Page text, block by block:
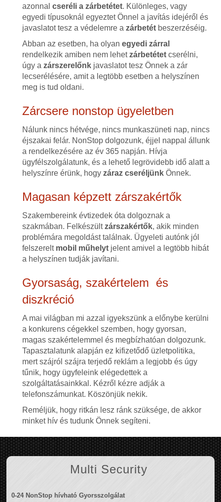
azonnal cseréli a zárbetétet. Különleges, vagy
egyedi típusoknál egyeztet Önnel a javítás idejéről és
javaslatot tesz a védelemre a zárbetétbeszerzéséig.
Abban az esetben, ha olyan egyedi zárral
rendelkezik amiben nem lehetzárbetétetcserélni,
úgy a zárszerelőnkjavaslatot tesz Önnek a zár
lecserélésére, amit a legtöbb esetben a helyszínen
meg is tud oldani.
Zárcsere nonstop ügyeletben
Nálunk nincs hétvége, nincs munkaszüneti nap, nincs
éjszakai felár. NonStop dolgozunk, éjjel nappal állunk
a rendelkezésére az év 365 napján. Hívja
ügyfélszolgálatunk, és a lehető legrövidebb idő alatt a
helyszínre érünk, hogy záraz cseréljünkÖnnek.
Magasan képzett zárszakértők
Szakembereink évtizedek óta dolgoznak a
szakmában. Felkészültzárszakértők, akik minden
problémára megoldást találnak. Ügyeleti autónk jól
felszerelt mobil műhelytjelent amivel a legtöbb hibát
a helyszínen tudják javítani.
Gyorsaság, szakértelem és
diszkréció
A mai világban mi azzal igyekszünk a előnybe kerülni
a konkurens cégekkel szemben, hogy gyorsan,
magas szakértelemmel és megbízhatóan dolgozunk.
Tapasztalatunk alapján ez kifizetődő üzletpolitika,
mert szájról szájra terjedő reklám a legjobb és úgy
tűnik, hogy ügyfeleink elégedettek a
szolgáltatásainkkal. Kézről kézre adják a
telefonszámunkat. Köszönjük nekik.
Reméljük, hogy ritkán lesz ránk szüksége, de akkor
minket hív és tudunk Önnek segíteni.
Multi Security
0-24 NonStop hívható Gyorsszolgálat